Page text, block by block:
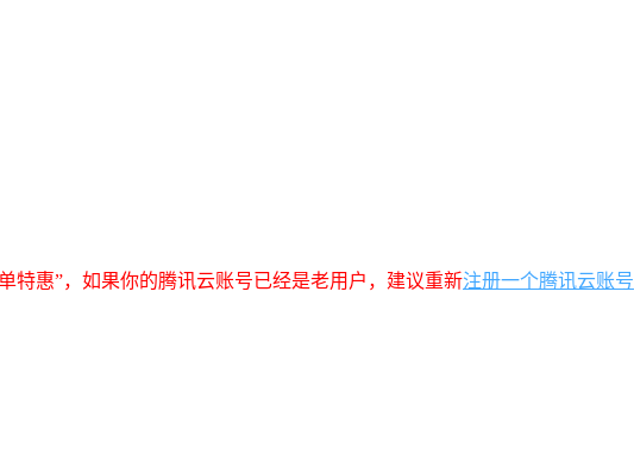
特惠”，如果你的腾讯云账号已经是老用户，建议重新注册一个腾讯云账号